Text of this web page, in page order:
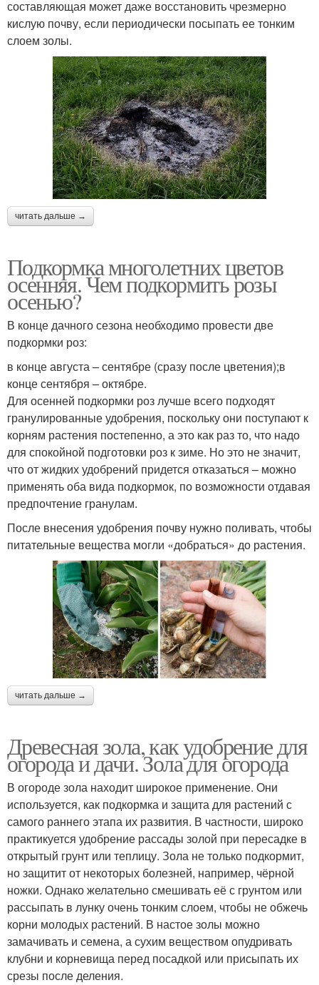
составляющая может даже восстановить чрезмерно
кислую почву, если периодически посыпать ее тонким
слоем золы.
читать дальше →
Подкормка многолетних цветов
осенняя. Чем подкормить розы
осенью?
В конце дачного сезона необходимо провести две
подкормки роз:
в конце августа – сентябре (сразу после цветения);в
конце сентября – октябре.
Для осенней подкормки роз лучше всего подходят
гранулированные удобрения, поскольку они поступают к
корням растения постепенно, а это как раз то, что надо
для спокойной подготовки роз к зиме. Но это не значит,
что от жидких удобрений придется отказаться – можно
применять оба вида подкормок, по возможности отдавая
предпочтение гранулам.
После внесения удобрения почву нужно поливать, чтобы
питательные вещества могли «добраться» до растения.
читать дальше →
Древесная зола, как удобрение для
огорода и дачи. Зола для огорода
В огороде зола находит широкое применение. Они
используется, как подкормка и защита для растений с
самого раннего этапа их развития. В частности, широко
практикуется удобрение рассады золой при пересадке в
открытый грунт или теплицу. Зола не только подкормит,
но защитит от некоторых болезней, например, чёрной
ножки. Однако желательно смешивать её с грунтом или
рассыпать в лунку очень тонким слоем, чтобы не обжечь
корни молодых растений. В настое золы можно
замачивать и семена, а сухим веществом опудривать
клубни и корневища перед посадкой или присыпать их
срезы после деления.